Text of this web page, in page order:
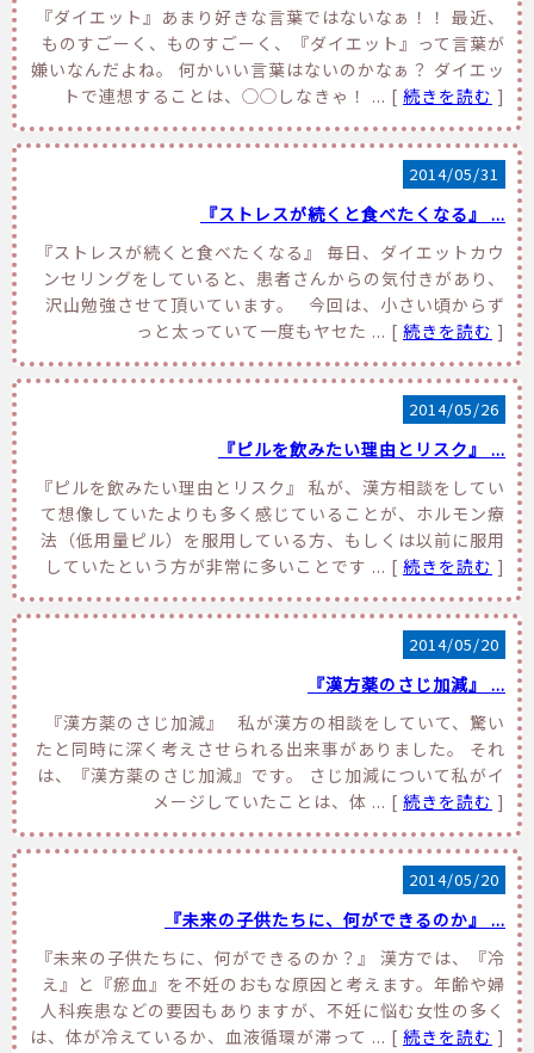
『ダイエット』あまり好きな言葉ではないなぁ！！ 最近、
ものすごーく、ものすごーく、『ダイエット』って言葉が
嫌いなんだよね。 何かいい言葉はないのかなぁ？ ダイエッ
トで連想することは、◯◯しなきゃ！ ... [ 続きを読む ]
2014/05/31
『ストレスが続くと食べたくなる』 ...
『ストレスが続くと食べたくなる』 毎日、ダイエットカウ
ンセリングをしていると、患者さんからの気付きがあり、
沢山勉強させて頂いています。 今回は、小さい頃からず
っと太っていて一度もヤセた ... [ 続きを読む ]
2014/05/26
『ピルを飲みたい理由とリスク』 ...
『ピルを飲みたい理由とリスク』 私が、漢方相談をしてい
て想像していたよりも多く感じていることが、ホルモン療
法（低用量ピル）を服用している方、もしくは以前に服用
していたという方が非常に多いことです ... [ 続きを読む ]
2014/05/20
『漢方薬のさじ加減』 ...
『漢方薬のさじ加減』 私が漢方の相談をしていて、驚い
たと同時に深く考えさせられる出来事がありました。 それ
は、『漢方薬のさじ加減』です。 さじ加減について私がイ
メージしていたことは、体 ... [ 続きを読む ]
2014/05/20
『未来の子供たちに、何ができるのか』 ...
『未来の子供たちに、何ができるのか？』 漢方では、『冷
え』と『瘀血』を不妊のおもな原因と考えます。年齢や婦
人科疾患などの要因もありますが、不妊に悩む女性の多く
は、体が冷えているか、血液循環が滞って ... [ 続きを読む ]